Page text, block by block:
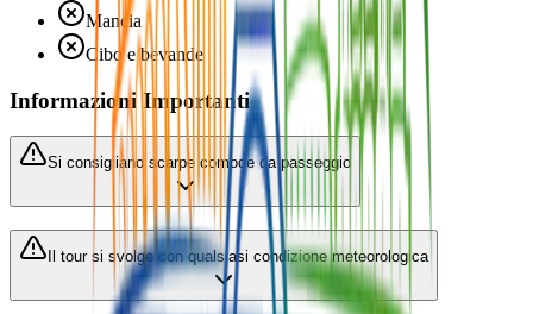
Mancia
Cibo e bevande
Informazioni Importanti
Si consigliano scarpe comode da passeggio
Il tour si svolge con qualsiasi condizione meteorologica